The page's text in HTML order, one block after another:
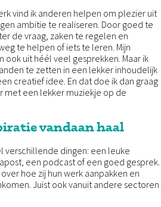
vind ik anderen helpen om plezier uit
ambitie te realiseren. Door goed te
de vraag, zaken te regelen en
te helpen of iets te leren. Mijn
uit héél veel gesprekken. Maar ik
te zetten in een lekker inhoudelijk
creatief idee. En dat doe ik dan graag
met een lekker muziekje op de
vandaan haal
verschillende dingen: een leuke
een podcast of een goed gesprek.
hoe zij hun werk aanpakken en
Juist ook vanuit andere sectoren